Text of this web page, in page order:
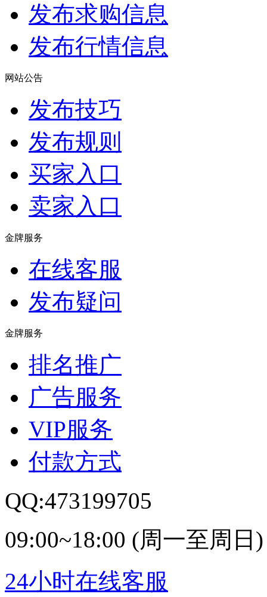
发布求购信息
发布行情信息
网站公告
发布技巧
发布规则
买家入口
卖家入口
金牌服务
在线客服
发布疑问
金牌服务
排名推广
广告服务
VIP服务
付款方式
QQ:473199705
09:00~18:00 (周一至周日)
24小时在线客服